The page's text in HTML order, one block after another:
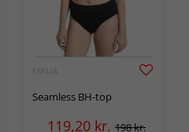
EMILIA
Seamless BH-top
119,20 kr. 198 kr.